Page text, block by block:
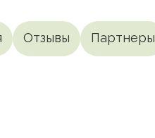
Отзывы Партнеры